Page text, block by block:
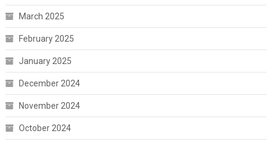
March 2025
February 2025
January 2025
December 2024
November 2024
October 2024